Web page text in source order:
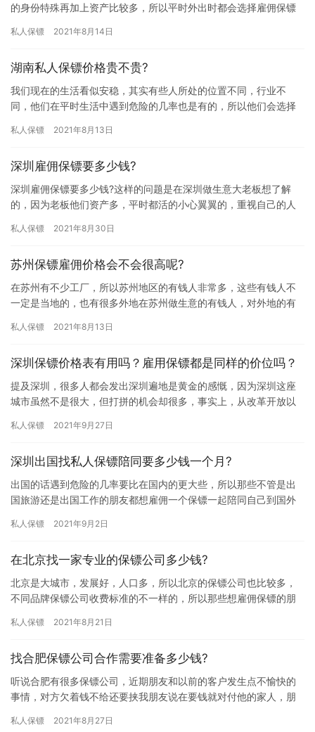
的身份特殊再加上资产比较多，所以平时外出时都会选择雇佣保镖
就是价…
私人保镖 2021年8月14日
湖南私人保镖价格贵不贵?
我们现在的生活看似安稳，其实有些人所处的位置不同，行业不
同，他们在平时生活中遇到危险的几率也是有的，所以他们会选择
竟湖南私…
私人保镖 2021年8月13日
深圳雇佣保镖要多少钱?
深圳雇佣保镖要多少钱?这样的问题是在深圳做生意大老板想了解
的，因为老板他们资产多，平时都活的小心翼翼的，重视自己的人
佣保镖…
私人保镖 2021年8月30日
苏州保镖雇佣价格会不会很高呢?
在苏州有不少工厂，所以苏州地区的有钱人非常多，这些有钱人不
一定是当地的，也有很多外地在苏州做生意的有钱人，对外地的有
护自己…
私人保镖 2021年8月13日
深圳保镖价格表有用吗？雇用保镖都是同样的价位吗？
提及深圳，很多人都会发出深圳遍地是黄金的感慨，因为深圳这座
城市虽然不是很大，但打拼的机会却很多，事实上，从改革开放以
周知的…
私人保镖 2021年9月27日
深圳出国找私人保镖陪同要多少钱一个月?
出国的话遇到危险的几率要比在国内的更大些，所以那些不管是出
国旅游还是出国工作的朋友都想雇佣一个保镖一起陪同自己到国外
少钱一…
私人保镖 2021年9月2日
在北京找一家专业的保镖公司多少钱?
北京是大城市，发展好，人口多，所以北京的保镖公司也比较多，
不同品牌保镖公司收费标准的不一样的，所以那些想雇佣保镖的朋
镖公司…
私人保镖 2021年8月21日
找合肥保镖公司合作需要准备多少钱?
听说合肥有很多保镖公司，近期朋友和以前的客户发生点不愉快的
事情，对方欠着钱不给还要挟我朋友说在要钱就对付他的家人，朋
备多少…
私人保镖 2021年8月27日